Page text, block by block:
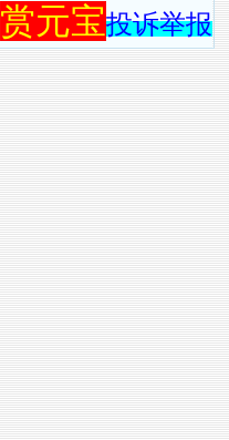
赏元宝投诉举报